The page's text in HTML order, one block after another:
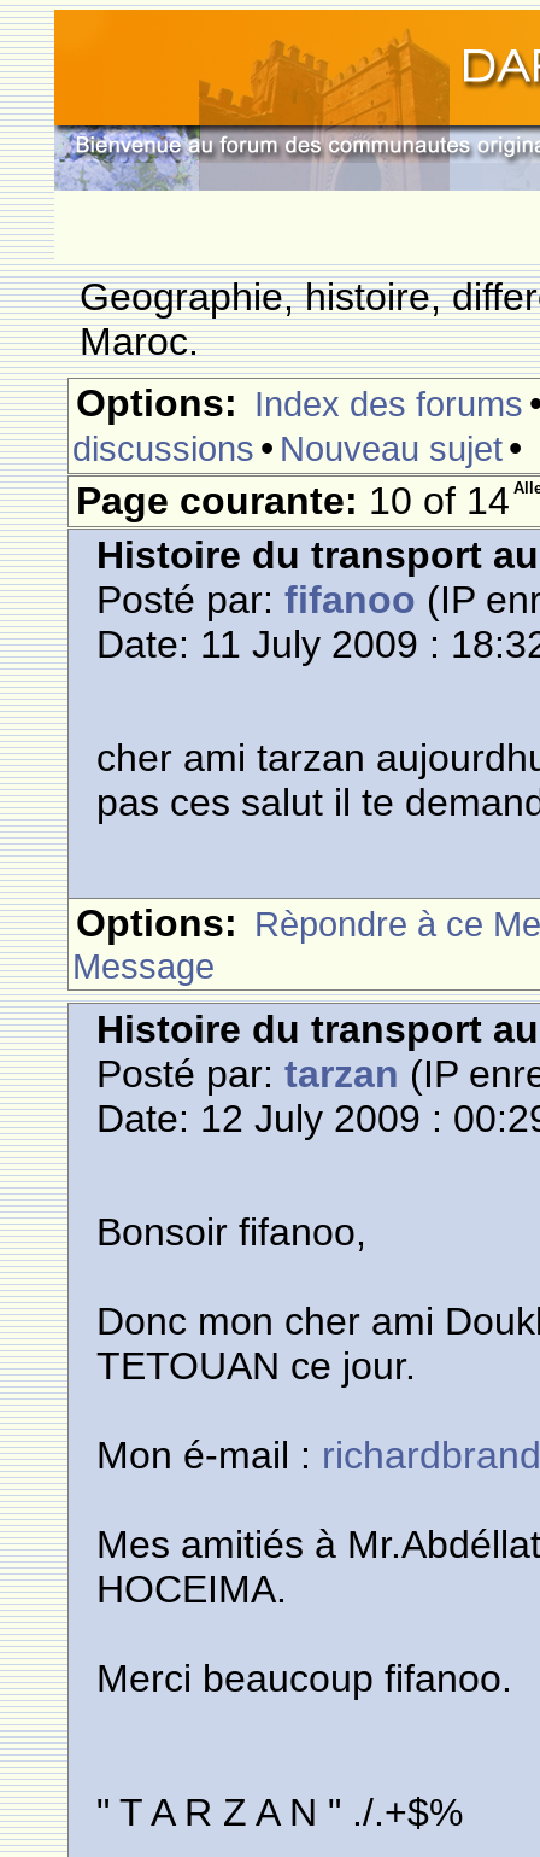
Geographie, histoire,
Maroc.
Options: Index des forums
discussions • Nouveau sujet•
Page courante: 10 of 14
Histoire du transport
Posté par:fifanoo (IP
Date: 11 July 2009 :
cher ami tarzan
pas ces salut il te
Options: Rèpondre à ce
Message
Histoire du transport
Posté par:tarzan (IP
Date: 12 July 2009 :
Bonsoir fifanoo,
Donc mon cher ami
TETOUAN ce jour.
Mon é-mail :
Mes amitiés à
HOCEIMA.
Merci beaucoup fifanoo.
" T A R Z A N " ./.+$%